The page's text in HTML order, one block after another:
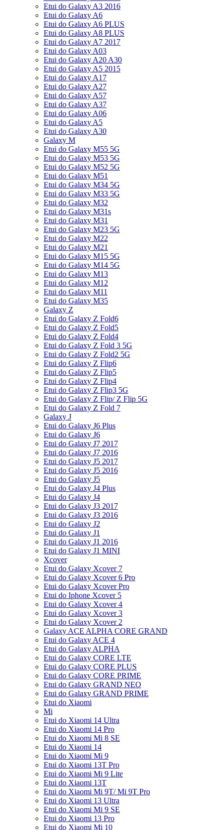
Etui do Galaxy A3 2016
Etui do Galaxy A6
Etui do Galaxy A6 PLUS
Etui do Galaxy A8 PLUS
Etui do Galaxy A7 2017
Etui do Galaxy A03
Etui do Galaxy A20 A30
Etui do Galaxy A5 2015
Etui do Galaxy A17
Etui do Galaxy A27
Etui do Galaxy A57
Etui do Galaxy A37
Etui do Galaxy A06
Etui do Galaxy A5
Etui do Galaxy A30
Galaxy M
Etui do Galaxy M55 5G
Etui do Galaxy M53 5G
Etui do Galaxy M52 5G
Etui do Galaxy M51
Etui do Galaxy M34 5G
Etui do Galaxy M33 5G
Etui do Galaxy M32
Etui do Galaxy M31s
Etui do Galaxy M31
Etui do Galaxy M23 5G
Etui do Galaxy M22
Etui do Galaxy M21
Etui do Galaxy M15 5G
Etui do Galaxy M14 5G
Etui do Galaxy M13
Etui do Galaxy M12
Etui do Galaxy M11
Etui do Galaxy M35
Galaxy Z
Etui do Galaxy Z Fold6
Etui do Galaxy Z Fold5
Etui do Galaxy Z Fold4
Etui do Galaxy Z Fold 3 5G
Etui do Galaxy Z Fold2 5G
Etui do Galaxy Z Flip6
Etui do Galaxy Z Flip5
Etui do Galaxy Z Flip4
Etui do Galaxy Z Flip3 5G
Etui do Galaxy Z Flip/ Z Flip 5G
Etui do Galaxy Z Fold 7
Galaxy J
Etui do Galaxy J6 Plus
Etui do Galaxy J6
Etui do Galaxy J7 2017
Etui do Galaxy J7 2016
Etui do Galaxy J5 2017
Etui do Galaxy J5 2016
Etui do Galaxy J5
Etui do Galaxy J4 Plus
Etui do Galaxy J4
Etui do Galaxy J3 2017
Etui do Galaxy J3 2016
Etui do Galaxy J2
Etui do Galaxy J1
Etui do Galaxy J1 2016
Etui do Galaxy J1 MINI
Xcover
Etui do Galaxy Xcover 7
Etui do Galaxy Xcover 6 Pro
Etui do Galaxy Xcover Pro
Etui do Iphone Xcover 5
Etui do Galaxy Xcover 4
Etui do Galaxy Xcover 3
Etui do Galaxy Xcover 2
Galaxy ACE ALPHA CORE GRAND
Etui do Galaxy ACE 4
Etui do Galaxy ALPHA
Etui do Galaxy CORE LTE
Etui do Galaxy CORE PLUS
Etui do Galaxy CORE PRIME
Etui do Galaxy GRAND NEO
Etui do Galaxy GRAND PRIME
Etui do Xiaomi
Mi
Etui do Xiaomi 14 Ultra
Etui do Xiaomi 14 Pro
Etui do Xiaomi Mi 8 SE
Etui do Xiaomi 14
Etui do Xiaomi Mi 9
Etui do Xiaomi 13T Pro
Etui do Xiaomi Mi 9 Lite
Etui do Xiaomi 13T
Etui do Xiaomi Mi 9T/ Mi 9T Pro
Etui do Xiaomi 13 Ultra
Etui do Xiaomi Mi 9 SE
Etui do Xiaomi 13 Pro
Etui do Xiaomi Mi 10